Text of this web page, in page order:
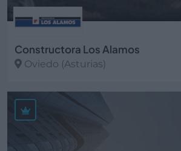
Constructora Los Alamos
Oviedo (Asturias)
Ver más